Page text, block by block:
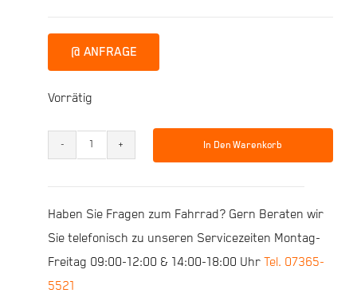
@ ANFRAGE
Vorrätig
R
In Den Warenkorb
Haben Sie Fragen zum Fahrrad? Gern Beraten wir
Sie telefonisch zu unseren Servicezeiten Montag-
Freitag 09:00-12:00 & 14:00-18:00 Uhr Tel. 07365-
5521